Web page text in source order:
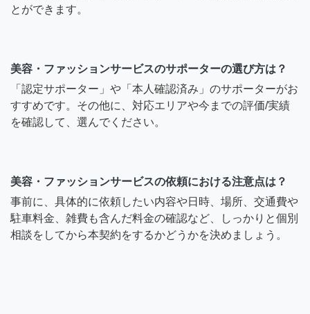
とができます。
美容・ファッションサービスのサポーターの選び方は？
「認定サポーター」や「本人確認済み」のサポーターがお
すすめです。その他に、対応エリアや今までの評価/実績
を確認して、選んでください。
美容・ファッションサービスの依頼における注意点は？
事前に、具体的に依頼したい内容や日時、場所、交通費や
駐車料金、雑費も含んだ料金の確認など、しっかりと個別
相談をしてから本契約をするかどうかを決めましょう。